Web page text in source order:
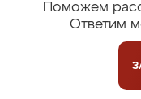
Поможем
Ответим